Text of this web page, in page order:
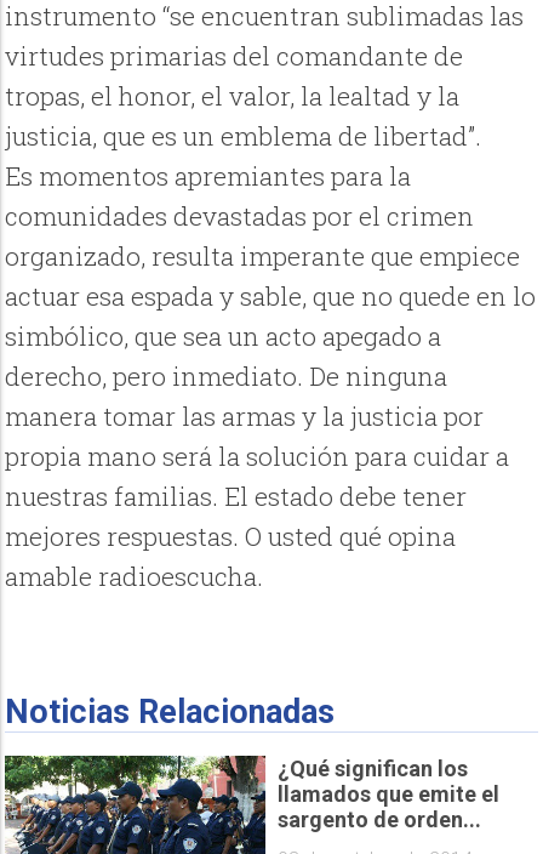
instrumento “se encuentran sublimadas las
virtudes primarias del comandante de
tropas, el honor, el valor, la lealtad y la
justicia, que es un emblema de libertad”.
Es momentos apremiantes para la
comunidades devastadas por el crimen
organizado, resulta imperante que empiece
actuar esa espada y sable, que no quede en lo
simbólico, que sea un acto apegado a
derecho, pero inmediato. De ninguna
manera tomar las armas y la justicia por
propia mano será la solución para cuidar a
nuestras familias. El estado debe tener
mejores respuestas. O usted qué opina
amable radioescucha.
Noticias Relacionadas
¿Qué significan los
llamados que emite el
sargento de orden...